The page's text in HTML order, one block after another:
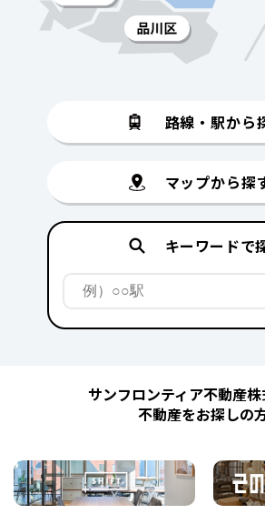
路線・駅から
マップから探
キーワードで
サンフロンティア不動産
不動産をお探しの